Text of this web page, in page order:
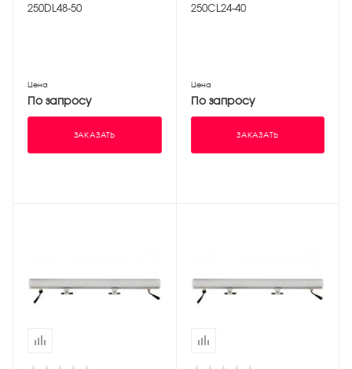
250DL48-50
Цена
По запросу
ЗАКАЗАТЬ
250CL24-40
Цена
По запросу
ЗАКАЗАТЬ